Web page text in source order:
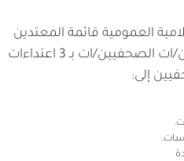
العمومية قائمة المعتدين
على الصحفيين/ات والمصورين/ات الصحفيين/ات بـ 3 اعتداءات
إلى: